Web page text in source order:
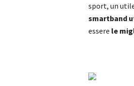
sport, un
smartband
essere le